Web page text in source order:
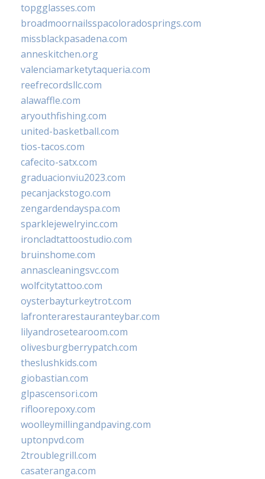
topgglasses.com
broadmoornailsspacoloradosprings.com
missblackpasadena.com
anneskitchen.org
valenciamarketytaqueria.com
reefrecordsllc.com
alawaffle.com
aryouthfishing.com
united-basketball.com
tios-tacos.com
cafecito-satx.com
graduacionviu2023.com
pecanjackstogo.com
zengardendayspa.com
sparklejewelryinc.com
ironcladtattoostudio.com
bruinshome.com
annascleaningsvc.com
wolfcitytattoo.com
oysterbayturkeytrot.com
lafronterarestauranteybar.com
lilyandrosetearoom.com
olivesburgberrypatch.com
theslushkids.com
giobastian.com
glpascensori.com
rifloorepoxy.com
woolleymillingandpaving.com
uptonpvd.com
2troublegrill.com
casateranga.com